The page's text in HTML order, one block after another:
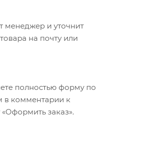
менеджер и уточнит
на почту или
полностью форму по
в комментарии к
заказ».